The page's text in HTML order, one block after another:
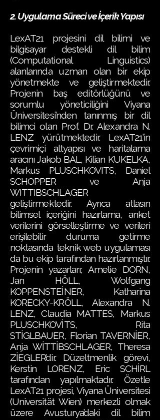
2. Uygulama Süreci ve İçerik Yapısı
LexAT21 projesini dil bilimi ve
bilgisayar destekli dil bilim
(Computational Linguistics)
alanlarında uzman olan bir ekip
yönetmekte ve geliştirmektedir.
Projenin baş editörlüğünü ve
sorumlu yöneticiliğini Viyana
Üniversitesi’nden tanınmış bir dil
bilimci olan Prof. Dr. Alexandra N.
LENZ yürütmektedir. LexAT21’in
çevrimiçi altyapısı ve haritalama
aracını Jakob BAL, Kilian KUKELKA,
Markus PLUSCHKOVITS, Daniel
SCHOPPER ve Anja
WITTIBSCHLAGER
geliştirmektedir. Ayrıca atlasın
bilimsel içeriğini hazırlama, anket
verilerini görselleştirme ve verileri
erişilebilir duruma getirme
noktasında teknik web uygulaması
da bu ekip tarafından hazırlanmıştır.
Projenin yazarları; Amelie DORN,
Jan HÖLL, Wolfgang
KOPPENSTEİNER, Katharina
KORECKY-KRÖLL, Alexandra N.
LENZ, Claudia MATTES, Markus
PLUSCHKOVİTS, Rita
STİGLBAUER, Florian TAVERNİER,
Anja WİTTİBSCHLAGER, Theresa
ZİEGLER’dir. Düzeltmenlik görevi,
Kerstin LORENZ, Eric SCHİRL
tarafından yapılmaktadır. Özetle
LexAT21 projesi, Viyana Üniversitesi
(Universität Wien) merkezli olmak
üzere Avusturya’daki dil bilim